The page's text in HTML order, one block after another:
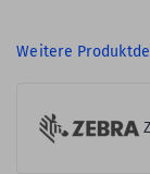
Weitere